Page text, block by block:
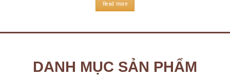
Read more
DANH MỤC SẢN PHẨM